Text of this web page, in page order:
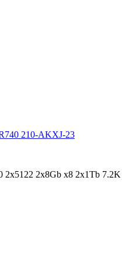
2x5122 2x8Gb x8 2x1Tb